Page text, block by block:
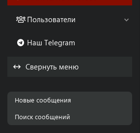
Пользователи
Наш Telegram
Свернуть меню
Новые сообщения
Поиск сообщений